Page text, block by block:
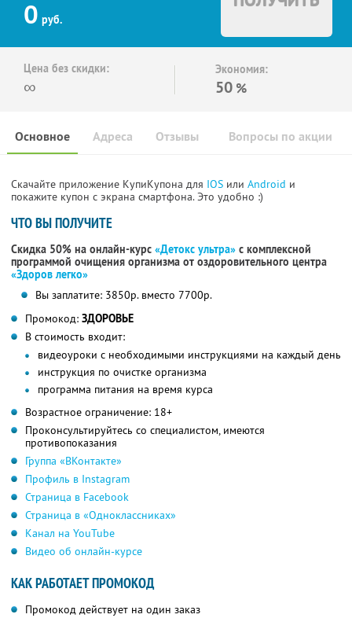
0 руб.
Цена без скидки:
∞
Экономия:
50 %
Основное Отзывы Вопросы по акции
Адреса
Скачайте приложение КупиКупона для IOS или Android и
покажите купон с экрана смартфона. Это удобно :)
ЧТО ВЫ ПОЛУЧИТЕ
Скидка 50% на онлайн-курс «Детокс ультра» с комплексной
программой очищения организма от оздоровительного центра
«Здоров легко»
Вы заплатите: 3850р. вместо 7700р.
Промокод: ЗДОРОВЬЕ
В стоимость входит:
видеоуроки с необходимыми инструкциями на каждый день
инструкция по очистке организма
программа питания на время курса
Возрастное ограничение: 18+
Проконсультируйтесь со специалистом, имеются
противопоказания
Группа «ВКонтакте»
Профиль в Instagram
Страница в Facebook
Страница в «Одноклассниках»
Канал на YouTube
Видео об онлайн-курсе
КАК РАБОТАЕТ ПРОМОКОД
Промокод действует на один заказ